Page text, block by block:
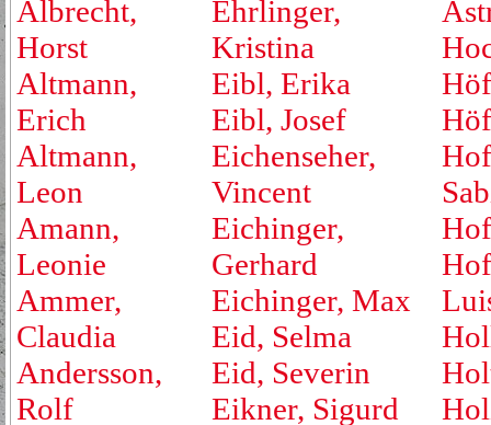
Albrecht,
Horst
Altmann,
Erich
Altmann,
Leon
Amann,
Leonie
Ammer,
Claudia
Andersson,
Rolf
Ehrlinger,
Kristina
Eibl, Erika
Eibl, Josef
Eichenseher,
Vincent
Eichinger,
Gerhard
Eichinger, Max
Eid, Selma
Eid, Severin
Eikner, Sigurd